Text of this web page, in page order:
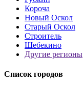
Короча
Новый Оскол
Старый Оскол
Строитель
Шебекино
Другие регионы
Список городов